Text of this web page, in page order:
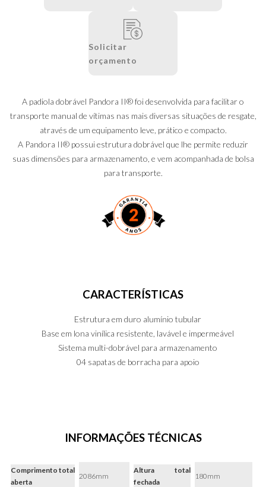
Solicitar
orçamento
A padiola dobrável Pandora II® foi desenvolvida para facilitar o
transporte manual de vítimas nas mais diversas situações de resgate,
através de um equipamento leve, prático e compacto.
A Pandora II® possui estrutura dobrável que lhe permite reduzir
suas dimensões para armazenamento, e vem acompanhada de bolsa
para transporte.
CARACTERÍSTICAS
Estrutura em duro alumínio tubular
Base em lona vinílica resistente, lavável e impermeável
Sistema multi-dobrável para armazenamento
04 sapatas de borracha para apoio
INFORMAÇÕES TÉCNICAS
Comprimento total
aberta
2086mm
Altura total
fechada
180mm